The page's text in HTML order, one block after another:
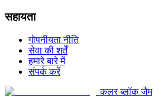
सहायता
गोपनीयता नीति
सेवा की शर्तें
हमारे बारे में
संपर्क करें
कलर ब्लॉक जैम